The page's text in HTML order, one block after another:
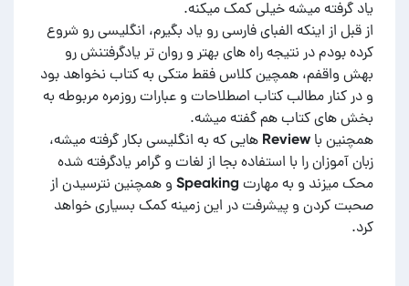
از قبل از اینکه الفبای فارسی رو یاد بگیرم، انگلیسی رو شروع
کرده بودم در نتیجه راه های بهتر و روان تر یادگرفتنش رو
بهش واقفم، همچین کلاس فقط متکی به کتاب نخواهد بود
و در کنار مطالب کتاب اصطلاحات و عبارات روزمره مربوطه به
همچنین با Review هایی که به انگلیسی بکار گرفته میشه،
زبان آموزان را با استفاده بجا از لغات و گرامر یادگرفته شده
محک میزند و به مهارت Speaking و همچنین نترسیدن از
صحبت کردن و پیشرفت در این زمینه کمک بسیاری خواهد
کرد.